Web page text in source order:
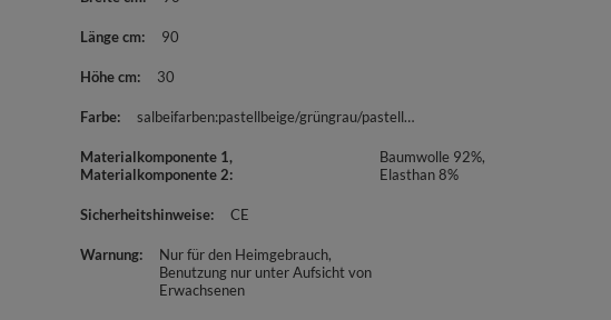
Länge cm 90
Höhe cm 30
Farbe salbeifarben:pastellbeige/grüngrau/pastellgelb/weiß
Materialkomponente 1,
Materialkomponente 2
Baumwolle 92%,
Elasthan 8%
Sicherheitshinweise CE
Warnung
Nur für den Heimgebrauch
Benutzung nur unter Aufsicht von
Erwachsenen